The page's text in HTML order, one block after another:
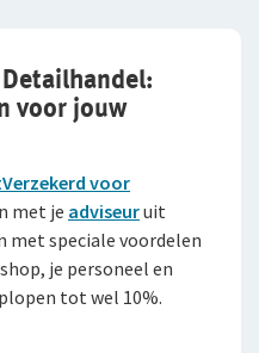
voor jouw
voor
met je adviseuruit
met speciale voordelen
je personeel en
tot wel 10%.